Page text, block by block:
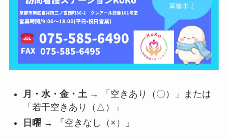
月・水・金・土→ 「空きあり（〇）」または
「若干空きあり（△）」
日曜→ 「空きなし（×）」